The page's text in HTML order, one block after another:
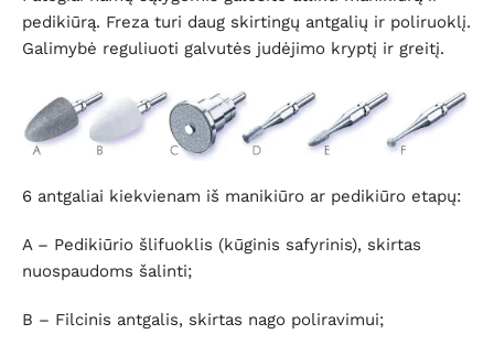
pedikiūrą. Freza turi daug skirtingų antgalių ir poliruoklį.
Galimybė reguliuoti galvutės judėjimo kryptį ir greitį.
6 antgaliai kiekvienam iš manikiūro ar pedikiūro etapų:
A – Pedikiūrio šlifuoklis (kūginis safyrinis), skirtas
nuospaudoms šalinti;
B – Filcinis antgalis, skirtas nago poliravimui;